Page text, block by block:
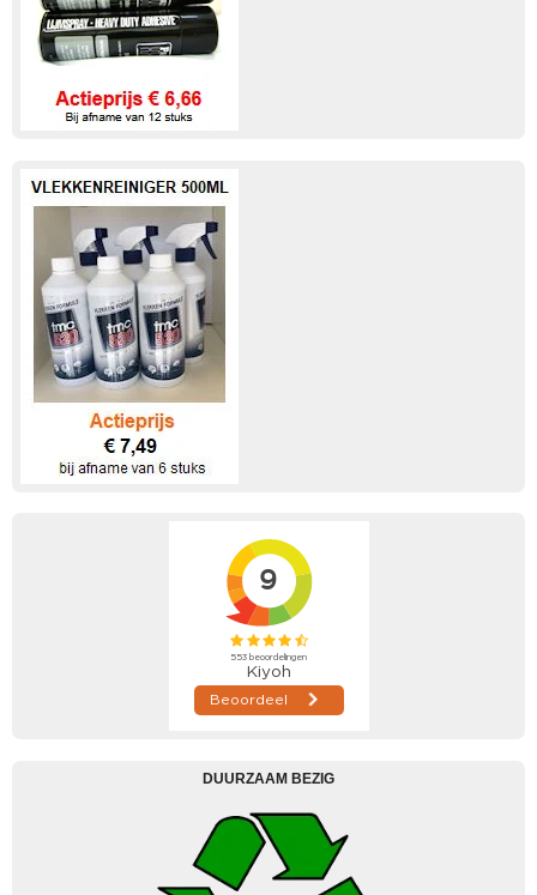
DUURZAAM BEZIG